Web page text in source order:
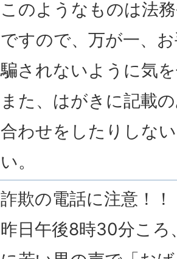
このようなものは法
ですので、万が一、
騙されないように気
また、はがきに記載
合わせをしたりしな
い。
詐欺の電話に注意！！
昨日午後8時30分ころ